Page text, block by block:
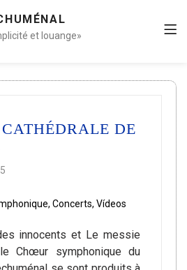
et louange»
DE
, Concerts, Vídeos
innocents et Le messie
Chœur symphonique du